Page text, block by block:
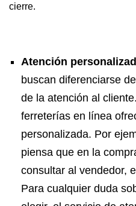
cierre.
Atención
buscan diferenciarse
de la atención al
ferreterías en línea
personalizada. Por
piensa que en la
consultar al vendedor,
Para cualquier duda